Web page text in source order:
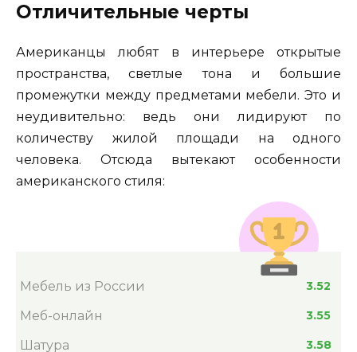
Отличительные черты
Американцы любят в интерьере открытые
пространства, светлые тона и большие
промежутки между предметами мебели. Это и
неудивительно: ведь они лидируют по
количеству жилой площади на одного
человека. Отсюда вытекают особенности
американского стиля:
Мебель из России 3.52
Меб-онлайн 3.55
Шатура 3.58